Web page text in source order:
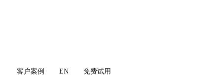
客户案例 EN 免费试用